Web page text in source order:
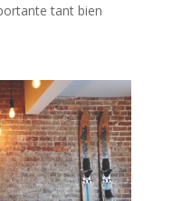
tant bien